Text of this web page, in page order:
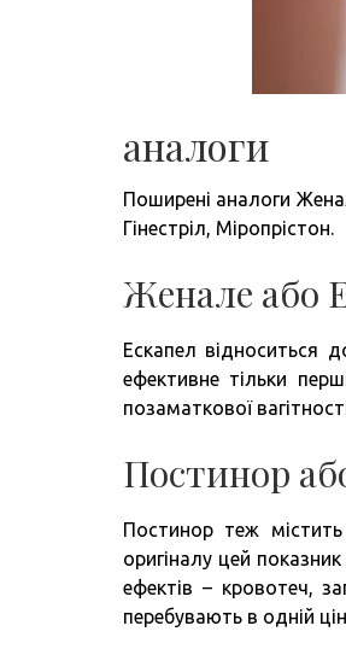
аналоги
Поширені аналоги
Гінестріл, Міропрістон.
Женале або
Ескапел відноситься
ефективне тільки
позаматкової
Постинор
Постинор теж
оригіналу цей
ефектів – кровотеч,
перебувають в одній